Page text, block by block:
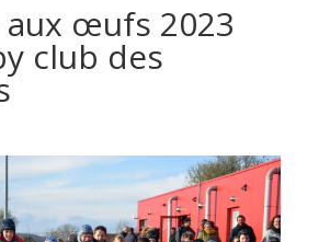
aux œufs 2023
club des